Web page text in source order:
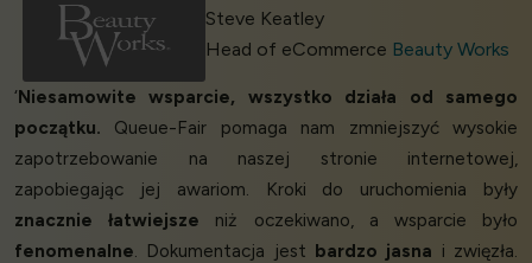
Steve Keatley
Head of eCommerce Beauty Works
‘Niesamowite wsparcie, wszystko działa od samego
początku. Queue-Fair pomaga nam zmniejszyć wysokie
zapotrzebowanie na naszej stronie internetowej,
zapobiegając jej awariom. Kroki do uruchomienia były
znacznie łatwiejsze niż oczekiwano, a wsparcie było
fenomenalne. Dokumentacja jest bardzo jasna i zwięzła.